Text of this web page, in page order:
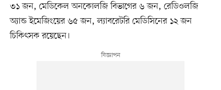
৩১ জন, মেডিকেল অনকোলজি বিভাগের ৬ জন, রেডিওলজি
অ্যান্ড ইমেজিংয়ের ৬৫ জন, ল্যাবরেটরি মেডিসিনের ১২ জন
চিকিৎসক রয়েছেন।